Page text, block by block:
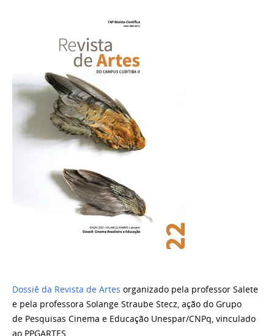
Dossiê da Revista de Artes organizado pela professor Salete
e pela professora Solange Straube Stecz, ação do Grupo
de Pesquisas Cinema e Educação Unespar/CNPq, vinculado
ao PPGARTES